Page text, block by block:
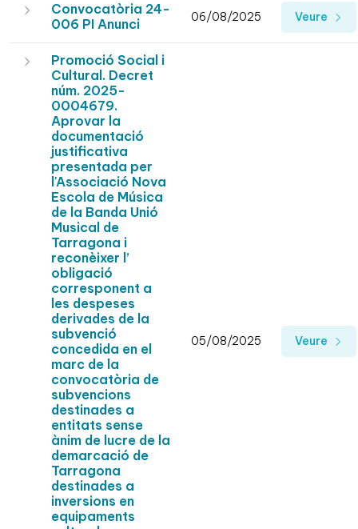
Convocatòria 24-
006 PI Anunci
06/08/2025 Veure
Promoció Social i
Cultural. Decret
núm. 2025-
0004679.
Aprovar la
documentació
justificativa
presentada per
l'Associació Nova
Escola de Música
de la Banda Unió
Musical de
Tarragona i
reconèixer l’
obligació
corresponent a
les despeses
derivades de la
subvenció
concedida en el
marc de la
convocatòria de
subvencions
destinades a
entitats sense
ànim de lucre de la
demarcació de
Tarragona
destinades a
inversions en
equipaments
05/08/2025 Veure